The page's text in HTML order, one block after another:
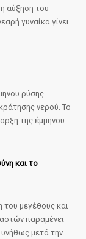
αύξηση του
γυναίκα γίνει
ρύσης
νερού. Το
της έμμηνου
και το
μεγέθους και
παραμένει
μετά την